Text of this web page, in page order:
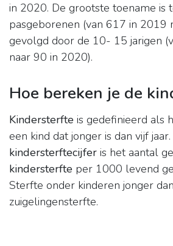
in 2020. De grootste toename is
pasgeborenen (van 617 in 2019
gevolgd door de 10- 15 jarigen
naar 90 in 2020).
Hoe bereken je de
Kindersterfte is gedefinieerd als
een kind dat jonger is dan vijf
kindersterftecijfer is het aantal
kindersterfte per 1000 levend
Sterfte onder kinderen jonger
zuigelingensterfte.